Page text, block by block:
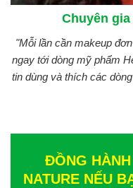
Chuyên
"Mỗi lần cần makeup
ngay tới dòng mỹ phẩm
tin dùng và thích các
ĐỒNG HÀNH
NATURE NẾU